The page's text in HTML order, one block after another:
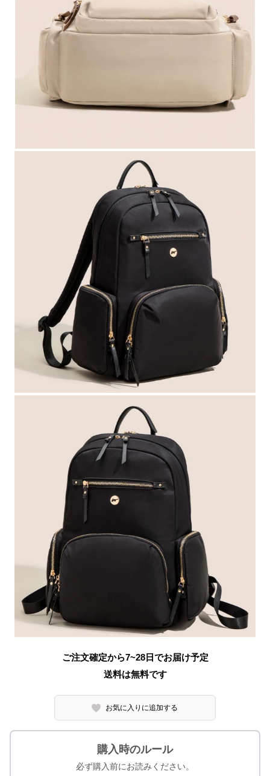
ご注文確定から7~28日でお届け予定
送料は無料です
お気に入りに追加する
購入時のルール
必ず購入前にお読みください。